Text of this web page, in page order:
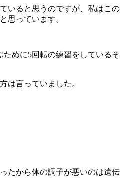
いると思うのですが、私はこの
思っています。
ために5回転の練習をしているそ
は言っていました。
たから体の調子が悪いのは遺伝